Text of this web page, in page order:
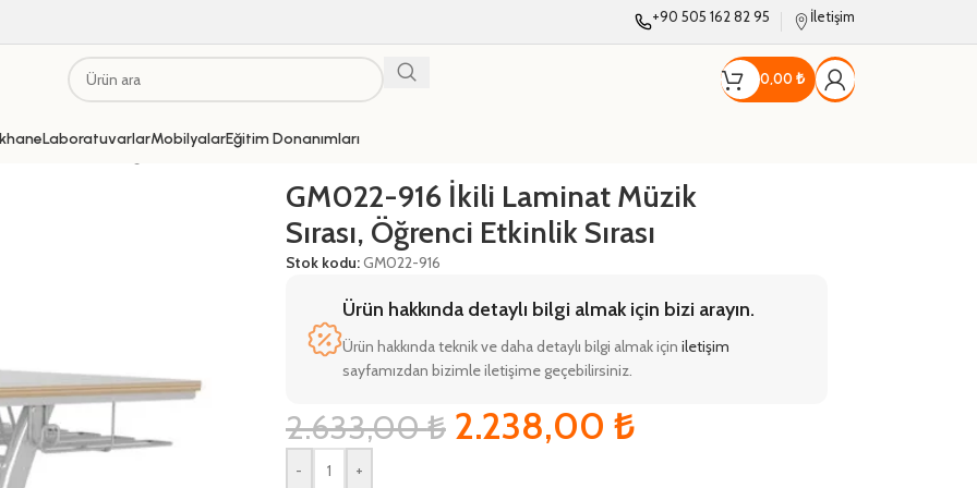
+90 505 162 82 95 İletişim
0,00 ₺
LaboratuvarlarMobilyalarEğitim Donanımları
Müzik Sırası, Öğrenci Etkinlik Sırası
GM022-916 İkili Laminat Müzik
Sırası, Öğrenci Etkinlik Sırası
Stok kodu:GM022-916
Ürün hakkında detaylı bilgi almak için bizi arayın.
Ürün hakkında teknik ve daha detaylı bilgi almak için iletişim
sayfamızdan bizimle iletişime geçebilirsiniz.
2.633,00₺ 2.238,00 ₺
- +